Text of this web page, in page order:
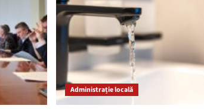
Administrație locală